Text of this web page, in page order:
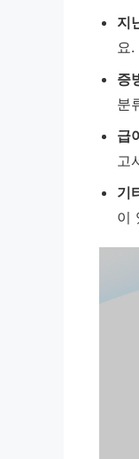
지
요.
증
분
급
고
기
이